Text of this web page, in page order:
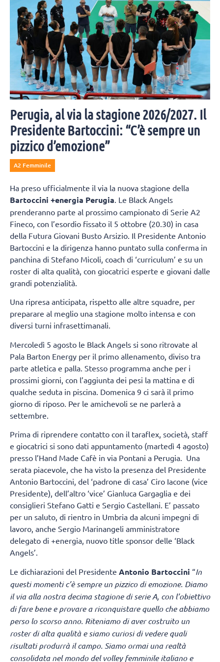
Perugia, al via la stagione 2026/2027. Il
Presidente Bartoccini: “C’è sempre un
pizzico d’emozione”
A2 Femminile
Ha preso ufficialmente il via la nuova stagione della
Bartoccini +energia Perugia . Le Black Angels
prenderanno parte al prossimo campionato di Serie A2
Fineco, con l’esordio fissato il 5 ottobre (20.30) in casa
della Futura Giovani Busto Arsizio. Il Presidente Antonio
Bartoccini e la dirigenza hanno puntato sulla conferma in
panchina di Stefano Micoli, coach di ‘curriculum’ e su un
roster di alta qualità, con giocatrici esperte e giovani dalle
grandi potenzialità.
Una ripresa anticipata, rispetto alle altre squadre, per
preparare al meglio una stagione molto intensa e con
diversi turni infrasettimanali.
Mercoledì 5 agosto le Black Angels si sono ritrovate al
Pala Barton Energy per il primo allenamento, diviso tra
parte atletica e palla. Stesso programma anche per i
prossimi giorni, con l’aggiunta dei pesi la mattina e di
qualche seduta in piscina. Domenica 9 ci sarà il primo
giorno di riposo. Per le amichevoli se ne parlerà a
settembre.
Prima di riprendere contatto con il taraflex, società, staff
e giocatrici si sono dati appuntamento (martedì 4 agosto)
presso l’Hand Made Cafè in via Pontani a Perugia. Una
serata piacevole, che ha visto la presenza del Presidente
Antonio Bartoccini, del ‘padrone di casa’ Ciro Iacone (vice
Presidente), dell’altro ‘vice’ Gianluca Gargaglia e dei
consiglieri Stefano Gatti e Sergio Castellani. E’ passato
per un saluto, di rientro in Umbria da alcuni impegni di
lavoro, anche Sergio Marinangeli amministratore
delegato di +energia, nuovo title sponsor delle ‘Black
Angels’.
Le dichiarazioni del Presidente Antonio Bartoccini “In
questi momenti c’è sempre un pizzico di emozione. Diamo
il via alla nostra decima stagione di serie A, con l’obiettivo
di fare bene e provare a riconquistare quello che abbiamo
perso lo scorso anno. Riteniamo di aver costruito un
roster di alta qualità e siamo curiosi di vedere quali
risultati produrrà il campo. Siamo ormai una realtà
consolidata nel mondo del volley femminile italiano e